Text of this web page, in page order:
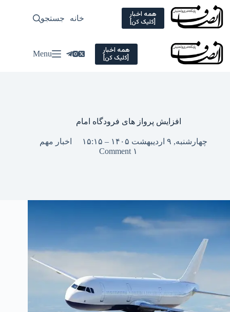
Skip
content
همه اخبار
[کلیک کن] خانه سیاسی
جستجو
همه اخبار
[کلیک کن] Menu
افزایش پرواز های فرودگاه امام
چهارشنبه, ۹ اردیبهشت ۱۴۰۵ – ۱۵:۱۵
اخبار مهم
۱ Comment